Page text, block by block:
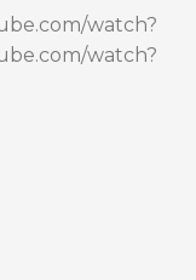
watch?
watch?